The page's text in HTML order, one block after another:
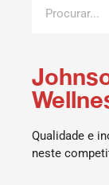
Qualidade e
neste